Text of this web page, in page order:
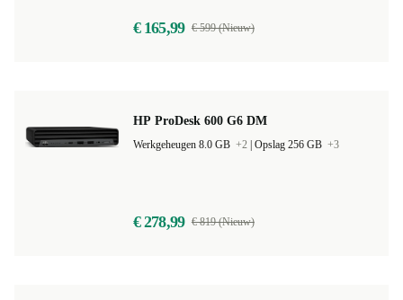
€ 165,99 € 599 (Nieuw)
HP ProDesk 600 G6 DM
Werkgeheugen 8.0 GB +2 Opslag 256 GB +3
€ 278,99 € 819 (Nieuw)